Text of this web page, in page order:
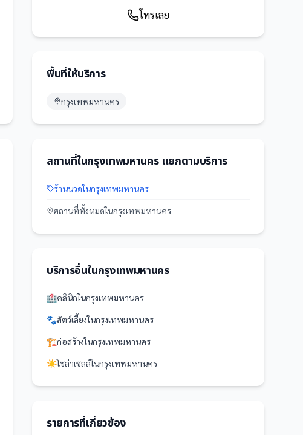
โทรเลย
พื้นที่ให้บริการ
กรุงเทพมหานคร
สถานที่ในกรุงเทพมหานครแยกตามบริการ
ร้านนวดในกรุงเทพมหานคร
สถานที่ทั้งหมดในกรุงเทพมหานคร
บริการอื่นในกรุงเทพมหานคร
🏥คลินิกในกรุงเทพมหานคร
🐾สัตว์เลี้ยงในกรุงเทพมหานคร
🏗️ก่อสร้างในกรุงเทพมหานคร
☀️โซล่าเซลล์ในกรุงเทพมหานคร
รายการที่เกี่ยวข้อง